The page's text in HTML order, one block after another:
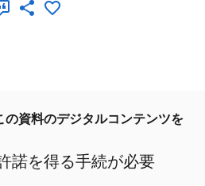
の資料のデジタルコンテンツを
諾を得る手続が必要